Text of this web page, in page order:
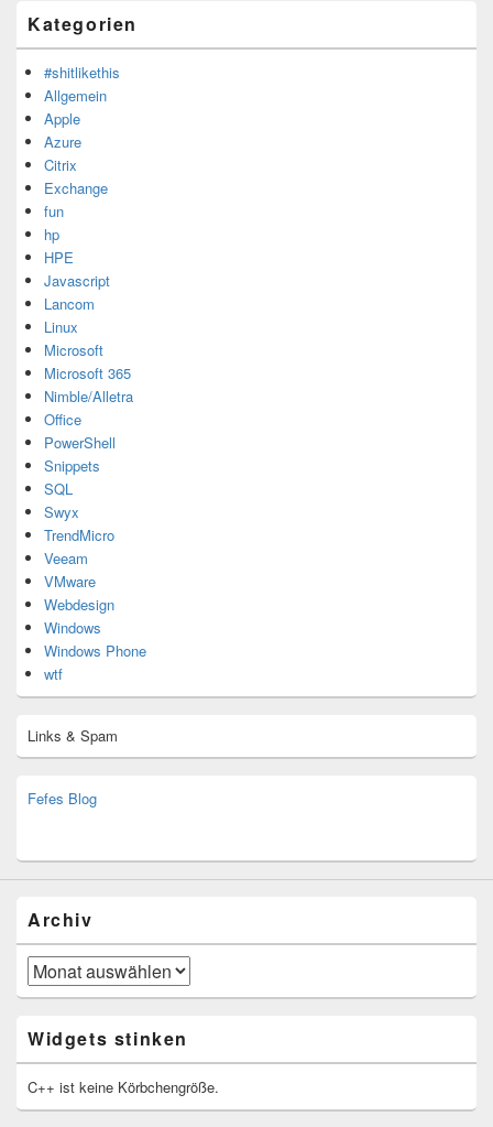
Kategorien
#shitlikethis
Allgemein
Apple
Azure
Citrix
Exchange
fun
hp
HPE
Javascript
Lancom
Linux
Microsoft
Microsoft 365
Nimble/Alletra
Office
PowerShell
Snippets
SQL
Swyx
TrendMicro
Veeam
VMware
Webdesign
Windows
Windows Phone
wtf
Links & Spam
Fefes Blog
Archiv
Archiv
Widgets stinken
C++ ist keine Körbchengröße.